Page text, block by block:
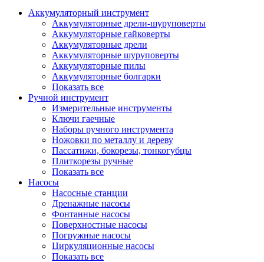
Аккумуляторный инструмент
Аккумуляторные дрели-шуруповерты
Аккумуляторные гайковерты
Аккумуляторные дрели
Аккумуляторные шуруповерты
Аккумуляторные пилы
Аккумуляторные болгарки
Показать все
Ручной инструмент
Измерительные инструменты
Ключи гаечные
Наборы ручного инструмента
Ножовки по металлу и дереву
Пассатижи, бокорезы, тонкогубцы
Плиткорезы ручные
Показать все
Насосы
Насосные станции
Дренажные насосы
Фонтанные насосы
Поверхностные насосы
Погружные насосы
Циркуляционные насосы
Показать все